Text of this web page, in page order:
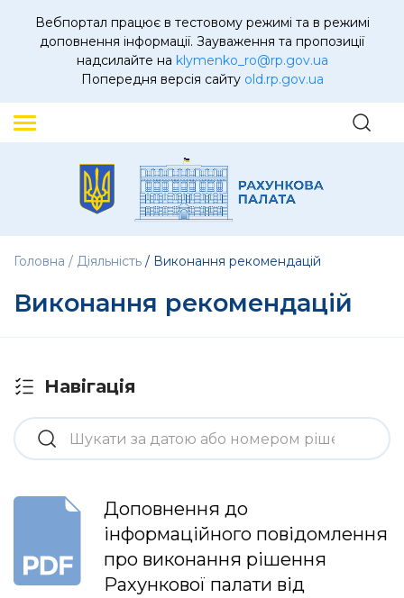
Вебпортал працює в тестовому режимі та в режимі
доповнення інформації. Зауваження та пропозиції
надсилайте на klymenko_ro@rp.gov.ua
Попередня версія сайту old.rp.gov.ua
Головна Діяльність Виконання рекомендацій
Виконання рекомендацій
Навігація
Доповнення до
інформаційного повідомлення
про виконання рішення
Рахункової палати від